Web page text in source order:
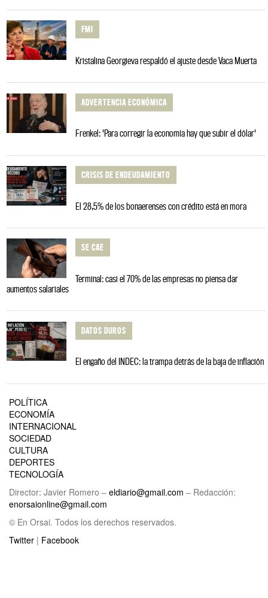
FMI
Kristalina Georgieva respaldó el ajuste desde Vaca Muerta
ADVERTENCIA ECONÓMICA
Frenkel: 'Para corregir la economía hay que subir el dólar'
CRISIS DE ENDEUDAMIENTO
El 28,5% de los bonaerenses con crédito está en mora
SE CAE
Terminal: casi el 70% de las empresas no piensa dar
aumentos salariales
DATOS DUROS
El engaño del INDEC: la trampa detrás de la baja de inflación
POLÍTICA
ECONOMÍA
INTERNACIONAL
SOCIEDAD
CULTURA
DEPORTES
TECNOLOGÍA
Director: Javier Romero – eldiario@gmail.com – Redacción:
enorsaionline@gmail.com
© En Orsai. Todos los derechos reservados.
Twitter | Facebook